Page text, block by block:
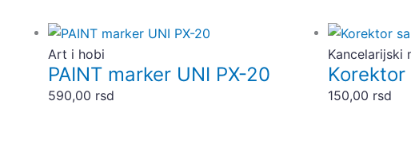
Art i hobi
PAINT marker UNI PX-20
590,00 rsd
Kancelarijski
Korektor
150,00 rsd